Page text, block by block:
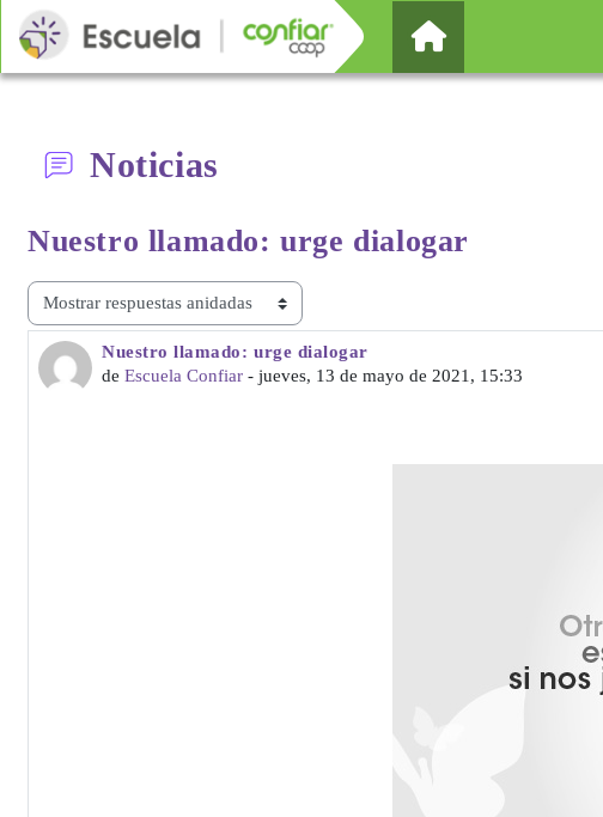
Salta al contenido principal
Noticias
Nuestro llamado: urge dialogar
Mostrar modo
Nuestro llamado: urge dialogar
de Escuela Confiar - jueves, 13 de mayo de 2021, 15:33
Número de respuestas: 0